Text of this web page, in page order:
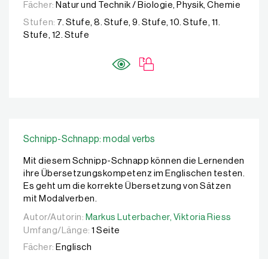
Fächer: Natur und Technik / Biologie, Physik, Chemie
Stufen: 7. Stufe, 8. Stufe, 9. Stufe, 10. Stufe, 11.
Stufe, 12. Stufe
Schnipp-Schnapp: modal verbs
Mit diesem Schnipp-Schnapp können die Lernenden
ihre Übersetzungskompetenz im Englischen testen.
Es geht um die korrekte Übersetzung von Sätzen
mit Modalverben.
Autor/Autorin: Markus Luterbacher, Viktoria Riess
Autor/Autorin: Markus Luterbacher, Viktoria Riess
Umfang/Länge: 1 Seite
Fächer: Englisch